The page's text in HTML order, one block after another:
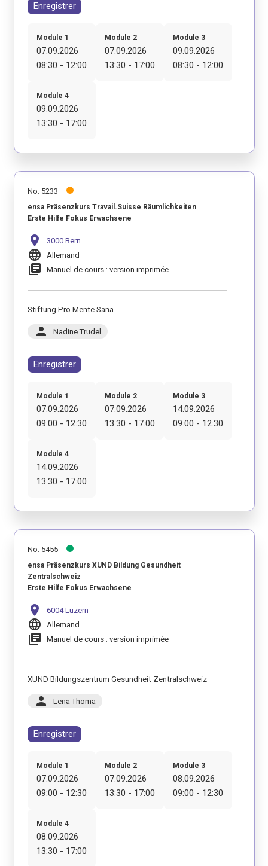
Enregistrer
Module 1
07.09.2026
08:30 - 12:00
Module 2
07.09.2026
13:30 - 17:00
Module 3
09.09.2026
08:30 - 12:00
Module 4
09.09.2026
13:30 - 17:00
No. 5233
ensa Präsenzkurs Travail.Suisse Räumlichkeiten
Erste Hilfe Fokus Erwachsene
location_on 3000 Bern
language Allemand
library_books Manuel de cours : version imprimée
Stiftung Pro Mente Sana
person Nadine Trudel
Enregistrer
Module 1
07.09.2026
09:00 - 12:30
Module 2
07.09.2026
13:30 - 17:00
Module 3
14.09.2026
09:00 - 12:30
Module 4
14.09.2026
13:30 - 17:00
No. 5455
ensa Präsenzkurs XUND Bildung Gesundheit
Zentralschweiz
Erste Hilfe Fokus Erwachsene
location_on 6004 Luzern
language Allemand
library_books Manuel de cours : version imprimée
XUND Bildungszentrum Gesundheit Zentralschweiz
person Lena Thoma
Enregistrer
Module 1
07.09.2026
09:00 - 12:30
Module 2
07.09.2026
13:30 - 17:00
Module 3
08.09.2026
09:00 - 12:30
Module 4
08.09.2026
13:30 - 17:00